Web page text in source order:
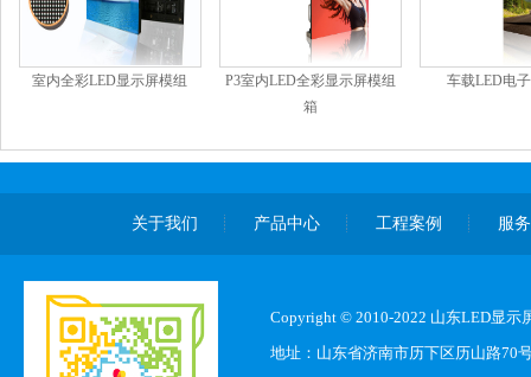
室内全彩LED显示屏模组
P3室内LED全彩显示屏模组
箱
车载LED电
关于我们 产品中心 工程案例 服
Copyright © 2010-2022 山东LED显示
地址：山东省济南市历下区历山路70